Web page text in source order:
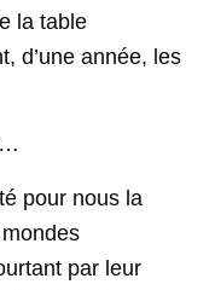
la table
d’une année, les
pour nous la
par leur